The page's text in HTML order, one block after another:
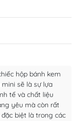
hộp bánh kem
sẽ là sự lựa
tế và chất liệu
yêu mà còn rất
biệt là trong các